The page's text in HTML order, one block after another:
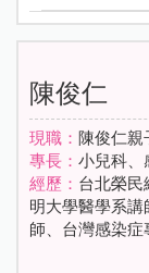
陳俊仁
現職： 陳俊仁親
專長： 小兒科、
經歷： 台北榮民
明大學醫學系
師、台灣感染